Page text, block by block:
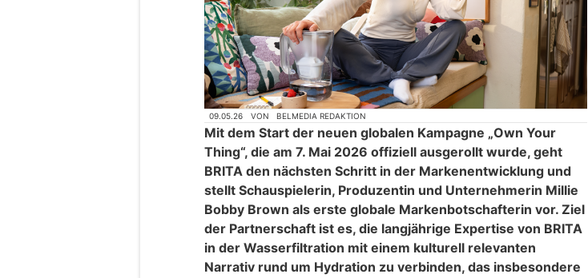
09.05.26 VON BELMEDIA REDAKTION
Mit dem Start der neuen globalen Kampagne „Own Your
Thing“, die am 7. Mai 2026 offiziell ausgerollt wurde, geht
BRITA den nächsten Schritt in der Markenentwicklung und
stellt Schauspielerin, Produzentin und Unternehmerin Millie
Bobby Brown als erste globale Markenbotschafterin vor. Ziel
der Partnerschaft ist es, die langjährige Expertise von BRITA
in der Wasserfiltration mit einem kulturell relevanten
Narrativ rund um Hydration zu verbinden, das insbesondere